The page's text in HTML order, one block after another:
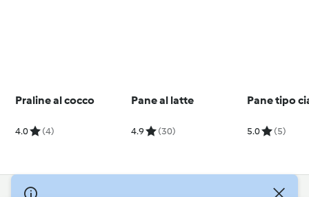
Praline al cocco
4.0 (4)
Pane al latte
4.9 (30)
Pane tipo
5.0 (5)